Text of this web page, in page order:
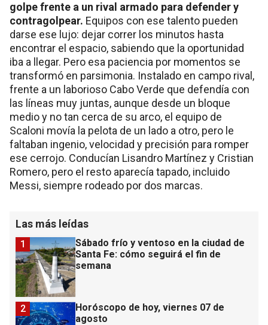
golpe frente a un rival armado para defender y
contragolpear. Equipos con ese talento pueden
darse ese lujo: dejar correr los minutos hasta
encontrar el espacio, sabiendo que la oportunidad
iba a llegar. Pero esa paciencia por momentos se
transformó en parsimonia. Instalado en campo rival,
frente a un laborioso Cabo Verde que defendía con
las líneas muy juntas, aunque desde un bloque
medio y no tan cerca de su arco, el equipo de
Scaloni movía la pelota de un lado a otro, pero le
faltaban ingenio, velocidad y precisión para romper
ese cerrojo. Conducían Lisandro Martínez y Cristian
Romero, pero el resto aparecía tapado, incluido
Messi, siempre rodeado por dos marcas.
Las más leídas
Sábado frío y ventoso en la ciudad de
Santa Fe: cómo seguirá el fin de
semana
1
Horóscopo de hoy, viernes 07 de
agosto
2